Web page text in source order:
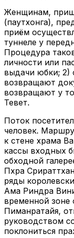
Женщинам,
(паутхонга),
приём
туннеле у
Процедура
личности или
выдачи юбки; 2)
возвращают
возвращают у
Тевет.
Поток
человек.
к стене храма
кассы входных
обходной
Пхра
ряды
Ама Риндра
временной
Пиманратайя,
руководством
поклониться